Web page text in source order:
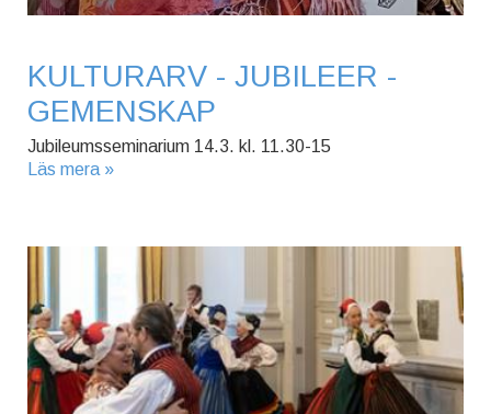
KULTURARV - JUBILEER -
GEMENSKAP
Jubileumsseminarium 14.3. kl. 11.30-15
Läs mera »